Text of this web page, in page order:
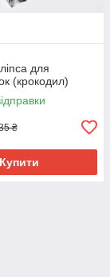
для
(крокодил)
₴
Купити